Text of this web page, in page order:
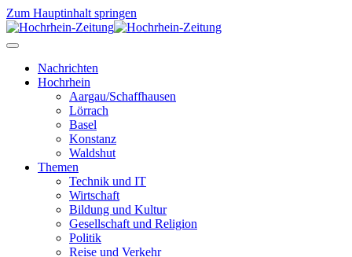
Zum Hauptinhalt springen
Nachrichten
Hochrhein
Aargau/Schaffhausen
Lörrach
Basel
Konstanz
Waldshut
Themen
Technik und IT
Wirtschaft
Bildung und Kultur
Gesellschaft und Religion
Politik
Reise und Verkehr